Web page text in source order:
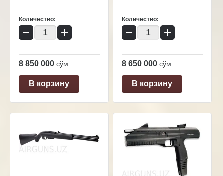
Количество:
− +
8 850 000 сўм
В корзину
Количество:
− +
8 650 000 сўм
В корзину